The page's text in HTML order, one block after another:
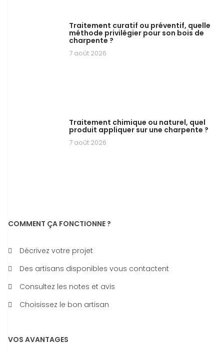
Traitement curatif ou préventif, quelle
méthode privilégier pour son bois de
charpente ?
7 août 2026
Traitement chimique ou naturel, quel
produit appliquer sur une charpente ?
7 août 2026
COMMENT ÇA FONCTIONNE ?
Décrivez votre projet
Des artisans disponibles vous contactent
Consultez les notes et avis
Choisissez le bon artisan
VOS AVANTAGES